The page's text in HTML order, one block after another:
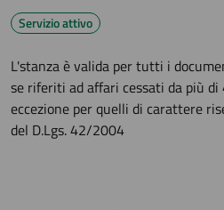
Servizio attivo
L'stanza è valida per tutti i
se riferiti ad affari cessati da più
eccezione per quelli di carattere
del D.Lgs. 42/2004